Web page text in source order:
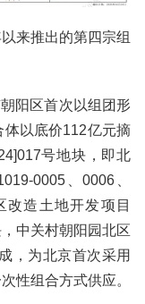
来推出的第四宗组
阳区首次以组团形
以底价112亿元摘
号地块，即北
0005、0006、
改造土地开发项目
中关村朝阳园北区
，为北京首次采用
性组合方式供应。